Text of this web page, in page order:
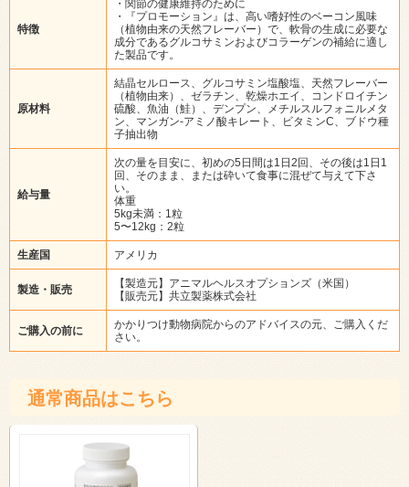
特徴
・関節の健康維持のために
・『プロモーション』は、高い嗜好性のベーコン風味
（植物由来の天然フレーバー）で、軟骨の生成に必要な
成分であるグルコサミンおよびコラーゲンの補給に適し
た製品です。
原材料
結晶セルロース、グルコサミン塩酸塩、天然フレーバー
（植物由来）、ゼラチン、乾燥ホエイ、コンドロイチン
硫酸、魚油（鮭）、デンプン、メチルスルフォニルメタ
ン、マンガン-アミノ酸キレート、ビタミンC、ブドウ種
子抽出物
給与量
次の量を目安に、初めの5日間は1日2回、その後は1日1
回、そのまま、または砕いて食事に混ぜて与えて下さ
い。
体重
5kg未満：1粒
5〜12kg：2粒
生産国 アメリカ
製造・販売
【製造元】アニマルヘルスオプションズ（米国）
【販売元】共立製薬株式会社
ご購入の前に
かかりつけ動物病院からのアドバイスの元、ご購入くだ
さい。
通常商品はこちら